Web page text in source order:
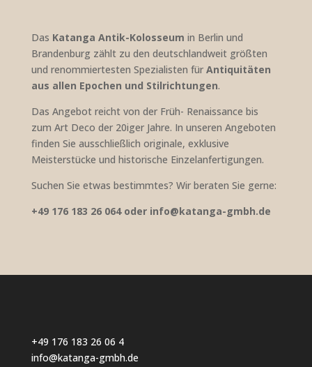
Das Katanga Antik-Kolosseum in Berlin und
Brandenburg zählt zu den deutschlandweit größten
und renommiertesten Spezialisten für Antiquitäten
aus allen Epochen und Stilrichtungen.
Das Angebot reicht von der Früh- Renaissance bis
zum Art Deco der 20iger Jahre. In unseren Angeboten
finden Sie ausschließlich originale, exklusive
Meisterstücke und historische Einzelanfertigungen.
Suchen Sie etwas bestimmtes? Wir beraten Sie gerne:
+49 176 183 26 064 oder info@katanga-gmbh.de
+49 176 183 26 06 4
info@katanga-gmbh.de